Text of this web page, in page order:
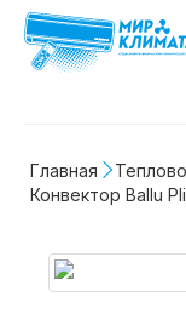
Главная
Конвектор Ballu